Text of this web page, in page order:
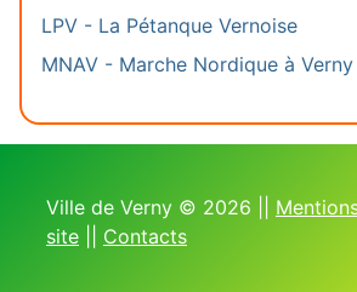
LPV - La Pétanque Vernoise
MNAV - Marche Nordique à Verny
Ville de Verny © 2026 ||
site
Contacts